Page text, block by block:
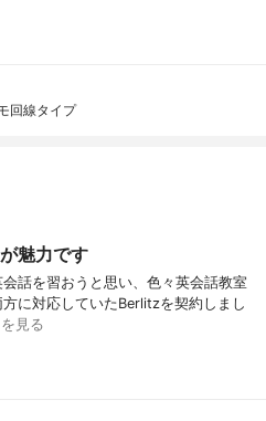
回線タイプ
魅力です
話を習おうと思い、色々英会話教室
に対応していたBerlitzを契約しまし
見る